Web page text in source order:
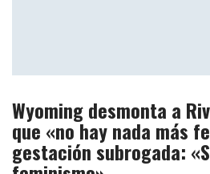
Wyoming desmonta a
que «no hay nada más
gestación subrogada: